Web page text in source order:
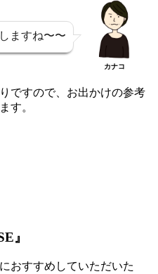
ますね〜〜
カナコ
ですので、お出かけの参考
す。
』
おすすめしていただいた